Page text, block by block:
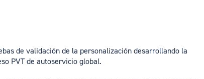
de validación de la personalización desarrollando la
PVT de autoservicio global.